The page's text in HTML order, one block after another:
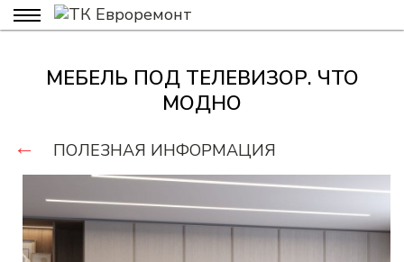
МЕБЕЛЬ ПОД ТЕЛЕВИЗОР. ЧТО
МОДНО
← ПОЛЕЗНАЯ ИНФОРМАЦИЯ